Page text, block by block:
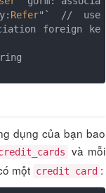
Refer
"` // use
foreign ke
dụng của bạn bao
và mỗi
một credit card :